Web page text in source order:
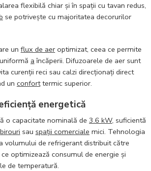
flexibilă chiar și în spații cu tavan redus,
se potrivește cu majoritatea decorurilor
un flux de aer optimizat, ceea ce permite
a încăperii. Difuzoarele de aer sunt
curenții reci sau calzi direcționați direct
un conforttermic superior.
energetică
o capacitate nominală de 3.6 kW, suficientă
birouri sau spații comerciale mici. Tehnologia
volumului de refrigerant distribuit către
ce optimizează consumul de energie și
de temperatură.